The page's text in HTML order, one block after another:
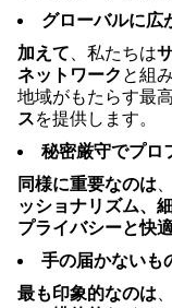
グローバルに広
加えて、私たちは
ネットワーク と組
地域がもたらす最
スを提供します。
秘密厳守でプロ
同様に重要なのは
ッショナリズム、
プライバシーと快
手の届かないも
最も印象的なのは